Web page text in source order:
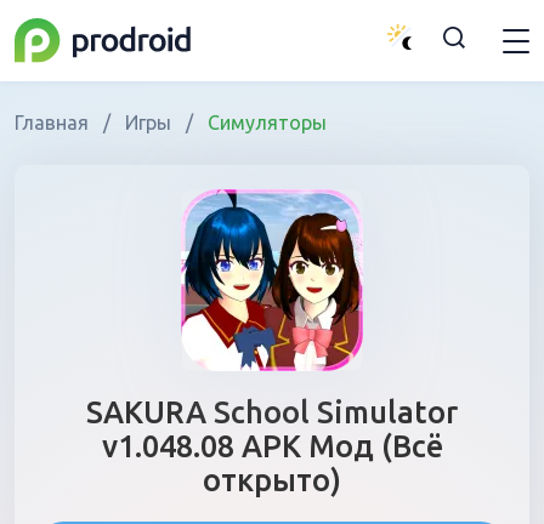
Главная / Игры / Симуляторы
SAKURA School Simulator
v1.048.08 APK Мод (Всё
открыто)